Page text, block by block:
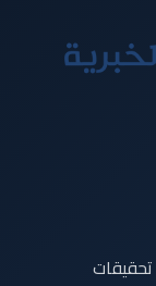
تحقيقات